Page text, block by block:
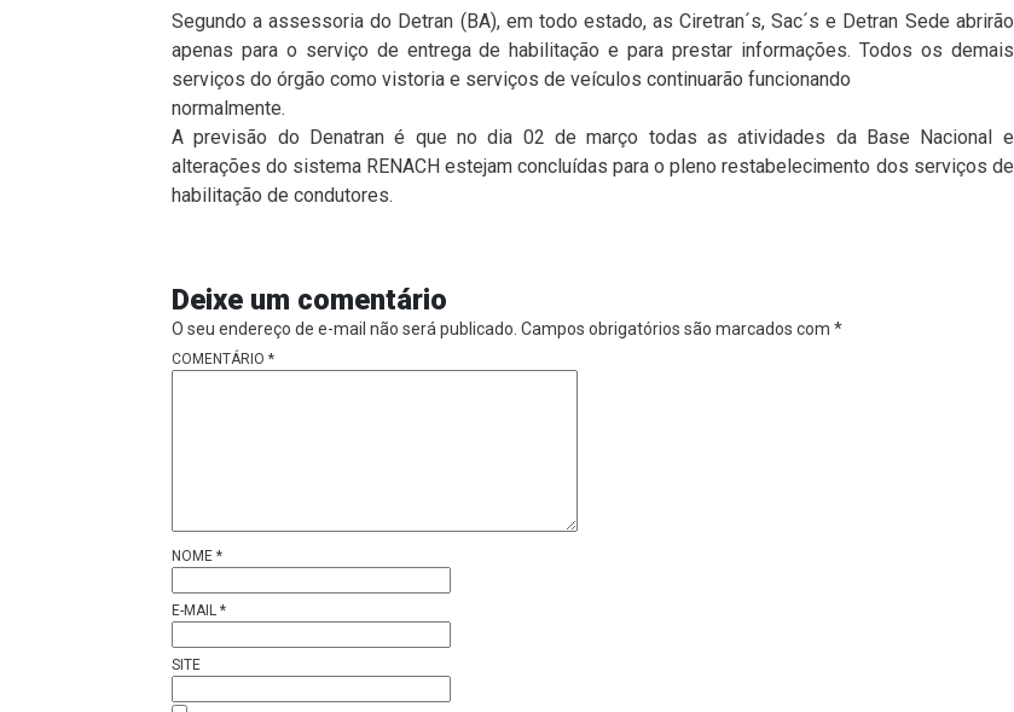
Segundo a assessoria do Detran (BA), em todo estado, as Ciretran´s, Sac´s e Detran Sede abrirão
apenas para o serviço de entrega de habilitação e para prestar informações. Todos os demais
serviços do órgão como vistoria e serviços de veículos continuarão funcionando
normalmente.
A previsão do Denatran é que no dia 02 de março todas as atividades da Base Nacional e
alterações do sistema RENACH estejam concluídas para o pleno restabelecimento dos serviços de
habilitação de condutores.
Deixe um comentário
O seu endereço de e-mail não será publicado. Campos obrigatórios são marcados com *
COMENTÁRIO *
NOME *
E-MAIL *
SITE